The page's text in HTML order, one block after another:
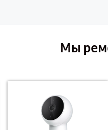
Мы